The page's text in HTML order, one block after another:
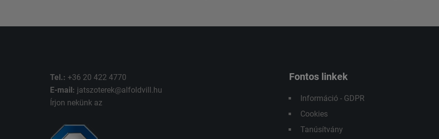
Tel.: +36 20 422 4770
E-mail: jatszoterek@alfoldvill.hu
Írjon nekünk az
Fontos linkek
Információ - GDPR
Cookies
Tanúsítvány